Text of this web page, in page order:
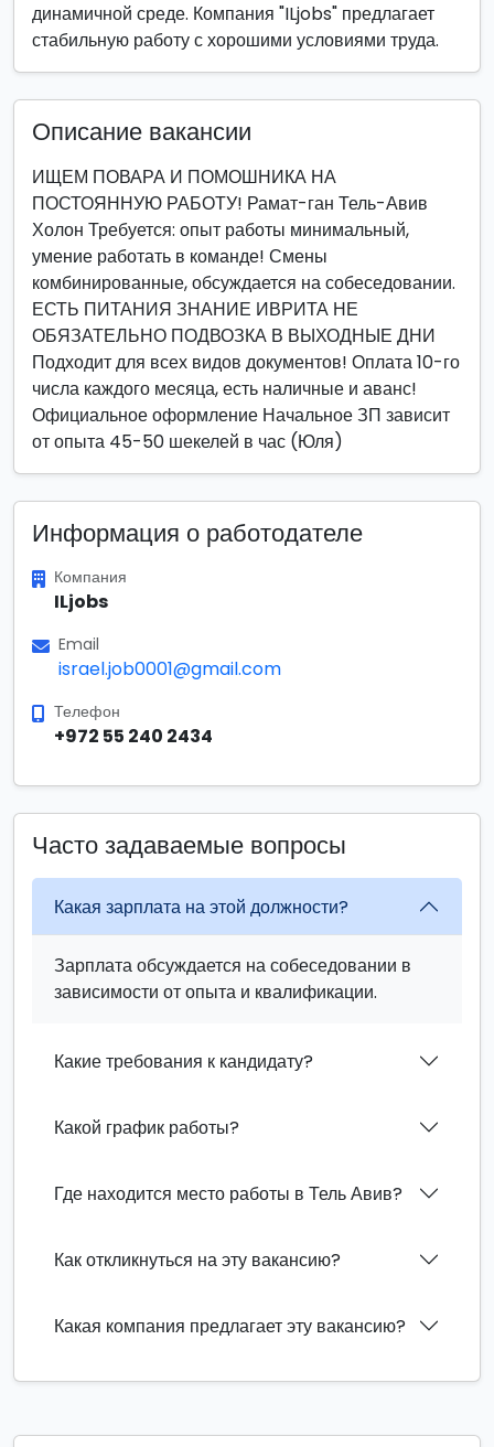
динамичной среде. Компания "ILjobs" предлагает
стабильную работу с хорошими условиями труда.
Описание вакансии
ИЩЕМ ПОВАРА И ПОМОШНИКА НА
ПОСТОЯННУЮ РАБОТУ! Рамат-ган Тель-Авив
Холон Требуется: опыт работы минимальный,
умение работать в команде! Смены
комбинированные, обсуждается на собеседовании.
ЕСТЬ ПИТАНИЯ ЗНАНИЕ ИВРИТА НЕ
ОБЯЗАТЕЛЬНО ПОДВОЗКА В ВЫХОДНЫЕ ДНИ
Подходит для всех видов документов! Оплата 10-го
числа каждого месяца, есть наличные и аванс!
Официальное оформление Начальное ЗП зависит
от опыта 45-50 шекелей в час (Юля)
Информация о работодателе
Компания
ILjobs
Email
israel.job0001@gmail.com
Телефон
+972 55 240 2434
Часто задаваемые вопросы
Какая зарплата на этой должности?
Зарплата обсуждается на собеседовании в
зависимости от опыта и квалификации.
Какие требования к кандидату?
Какой график работы?
Где находится место работы в Тель Авив?
Как откликнуться на эту вакансию?
Какая компания предлагает эту вакансию?